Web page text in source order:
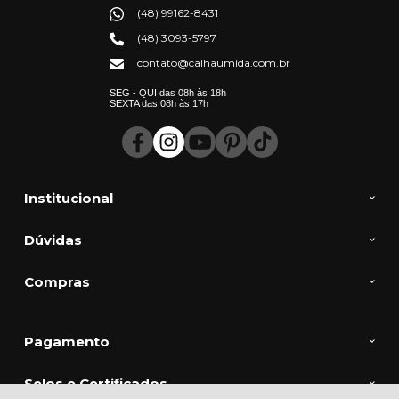
O design é pensado para acomodar acessórios opcionais, como
escorredores e tábuas de corte, trazendo máxima funcionalidade para a sua
Calha Úmida
do design com a praticidade que sua família precisa!
Institucional
Dúvidas
Compras
(48) 99162-8431
(48) 3093-5797
contato@calhaumida.com.br
SEG - QUI das 08h às 18h
SEXTA das 08h às 17h
Pagamento
Selos e Certificados